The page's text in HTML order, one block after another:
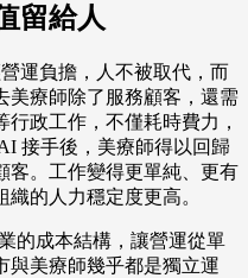
留給人
運負擔，人不被取代，而
美療師除了服務顧客，還需
政工作，不僅耗時費力，
接手後，美療師得以回歸
客。工作變得更單純、更有
的人力穩定度更高。
的成本結構，讓營運從單
與美療師幾乎都是獨立運